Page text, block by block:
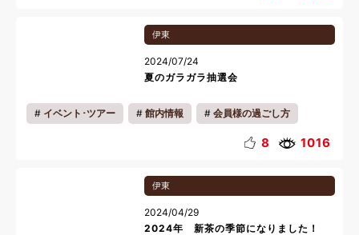
伊東
2024/07/24
夏のガラガラ抽選会
イベント･ツアー 館内情報 会員様の過ごし方
8 1016
伊東
2024/04/29
2024年 新茶の季節になりました！